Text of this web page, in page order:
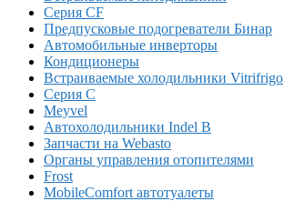
Серия CF
Предпусковые подогреватели Бинар
Автомобильные инверторы
Кондиционеры
Встраиваемые холодильники Vitrifrigo
Серия C
Meyvel
Автохолодильники Indel B
Запчасти на Webasto
Органы управления отопителями
Frost
MobileComfort автотуалеты